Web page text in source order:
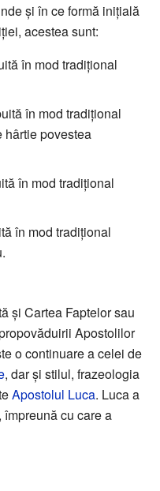
şi în ce formă iniţială
acestea sunt:
în mod tradiţional
în mod tradiţional
hârtie povestea
în mod tradiţional
în mod tradiţional
şi Cartea Faptelor sau
Apostolilor
o continuare a celei de
, dar şi stilul, frazeologia
Apostolul Luca. Luca a
, împreună cu care a